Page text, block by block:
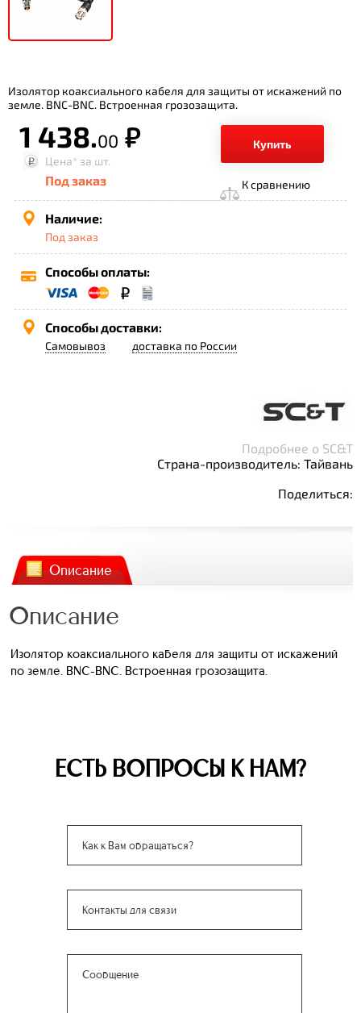
Изолятор коаксиального кабеля для защиты от искажений по
земле. BNC-BNC. Встроенная грозозащита.
1 438.00 р.
Купить
Цена* за шт.
Под заказ К сравнению
Наличие:
Под заказ
Способы оплаты:
Способы доставки:
Самовывоз доставка по России
Подробнее о SC&T
Страна-производитель: Тайвань
Поделиться:
Описание
Описание
Изолятор коаксиального кабеля для защиты от искажений
по земле. BNC-BNC. Встроенная грозозащита.
ЕСТЬ ВОПРОСЫ К НАМ?